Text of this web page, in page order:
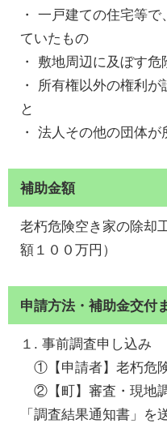
・ 一戸建ての住宅等
ていたもの
・ 敷地周辺に及ぼす
・ 所有権以外の権利
と
・ 法人その他の団体
補助金額
老朽危険空き家の除
額１００万円）
申請方法・補助金交付
１. 事前調査申し込み
①【申請者】老朽危
②【町】審査・現地調
「調査結果通知書」を